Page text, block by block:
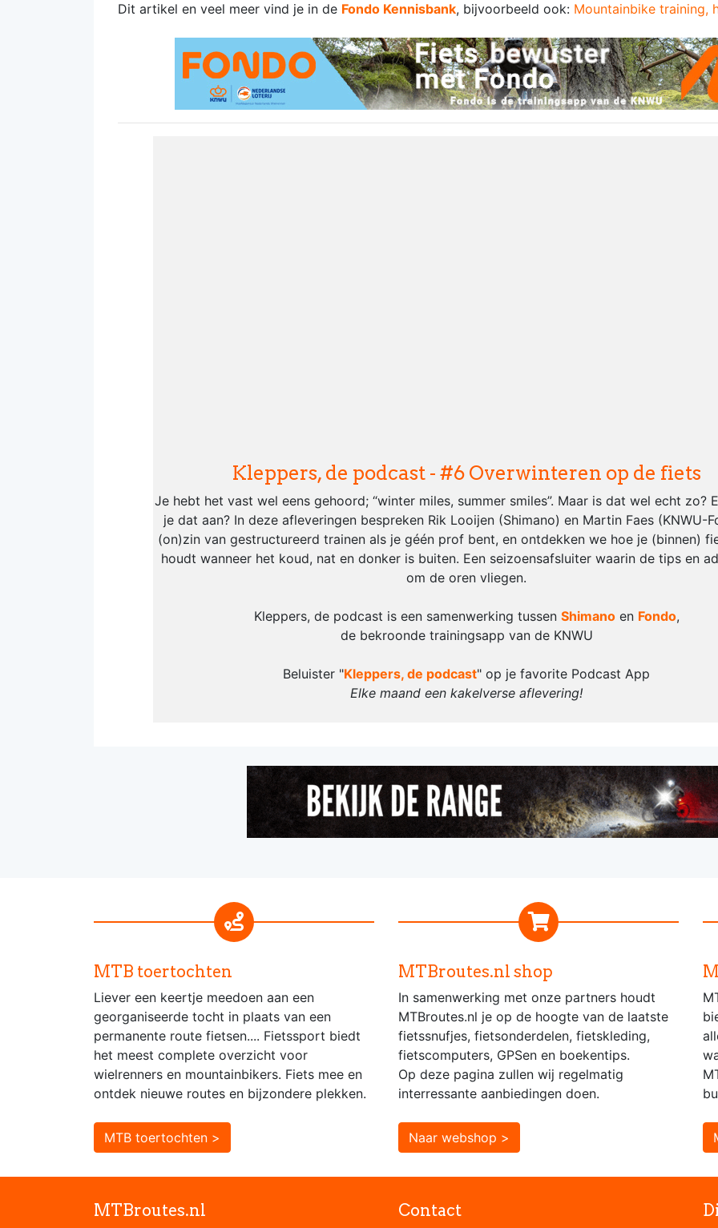
Dit artikel en veel meer vind je in de Fondo Kennisbank, bijvoorbeeld ook: Mountainbike training,
Kleppers, de podcast - #6 Overwinteren op de fiets
Je hebt het vast wel eens gehoord; “winter miles, summer smiles”. Maar is dat wel echt zo?
je dat aan? In deze afleveringen bespreken Rik Looijen (Shimano) en Martin Faes (KNWU-
(on)zin van gestructureerd trainen als je géén prof bent, en ontdekken we hoe je (binnen)
houdt wanneer het koud, nat en donker is buiten. Een seizoensafsluiter waarin de tips en
om de oren vliegen.
Kleppers, de podcast is een samenwerking tussen Shimanoen Fondo,
de bekroonde trainingsapp van de KNWU
Beluister "Kleppers, de podcast" op je favorite Podcast App
Elke maand een kakelverse aflevering!
MTB toertochten
Liever een keertje meedoen aan een
georganiseerde tocht in plaats van een
permanente route fietsen.... Fietssport biedt
het meest complete overzicht voor
wielrenners en mountainbikers. Fiets mee en
ontdek nieuwe routes en bijzondere plekken.
MTB toertochten >
MTBroutes.nl shop
In samenwerking met onze partners houdt
MTBroutes.nl je op de hoogte van de laatste
fietssnufjes, fietsonderdelen, fietskleding,
fietscomputers, GPSen en boekentips.
Op deze pagina zullen wij regelmatig
interressante aanbiedingen doen.
Naar webshop >
MTBroutes.nl Contact